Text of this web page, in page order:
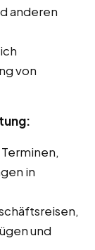
anderen
von
in
und